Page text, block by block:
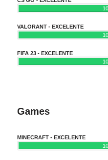
VALORANT - EXCELENTE
FIFA 23 - EXCELENTE
Games
MINECRAFT - EXCELENTE